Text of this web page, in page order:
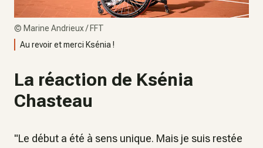
© Marine Andrieux / FFT
Au revoir et merci Ksénia !
La réaction de Ksénia
Chasteau
"Le début a été à sens unique. Mais je suis restée